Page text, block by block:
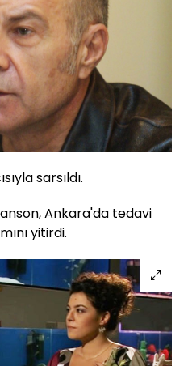
sarsıldı.
Ankara'da tedavi
yitirdi.